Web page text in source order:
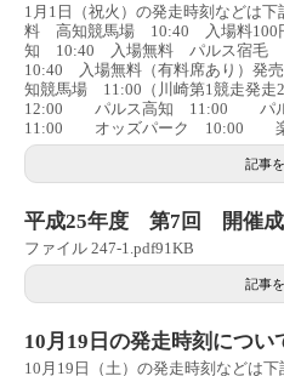
1月1日（祝火）の発走時刻などは
料 高知競馬場 10:40 入場料100
知 10:40 入場無料 パルス宿毛
10:40 入場無料（有料席あり）
知競馬場 11:00（川崎第1競走発
12:00 パルス高知 11:00 パ
11:00 オッズパーク 10:00 楽
記事
平成25年度 第7回 開催
ファイル 247-1.pdf91KB
記事
10月19日の発走時刻につい
10月19日（土）の発走時刻などは